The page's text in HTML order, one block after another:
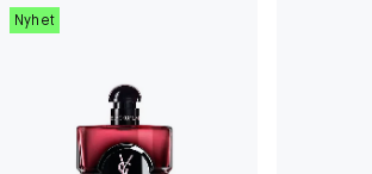
Nyhet